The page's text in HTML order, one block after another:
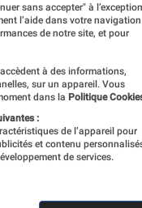
Les plus
sans accepter" à l’exception
l’aide dans votre navigation
de notre site, et pour
à des informations,
sur un appareil. Vous
dans la Politique
:
de l’appareil pour
et contenu
de services.